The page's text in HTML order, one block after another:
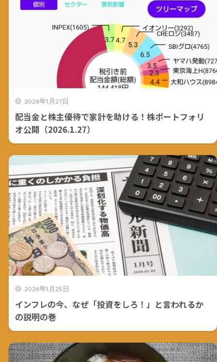
2026年1月27日
配当金と株主優待で家計を助ける！株ポートフォリ
オ公開（2026.1.27）
2026年1月25日
インフレの今、なぜ「投資をしろ！」と言われるか
の説明の巻